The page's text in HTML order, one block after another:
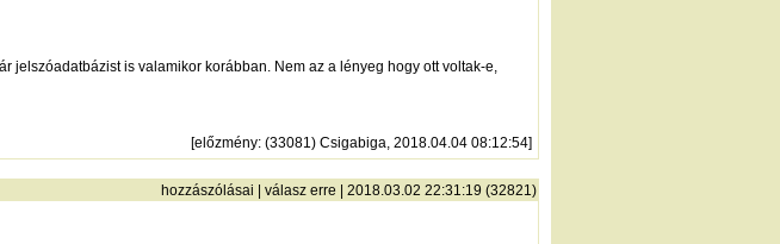
is valamikor korábban. Nem az a lényeg hogy ott voltak-e,
[előzmény: (33081) Csigabiga, 2018.04.04 08:12:54]
hozzászólásai | válasz erre | 2018.03.02 22:31:19 (32821)